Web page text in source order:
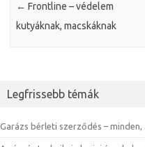
← Frontline – védelem
kutyáknak, macskáknak
Legfrissebb témák
Garázs bérleti szerződés –